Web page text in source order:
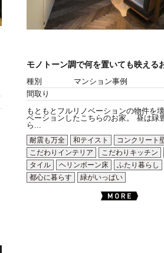
モノトーン調で何を置いても映える
種別
マンション事例
間取り
もともとフルリノベーションの物件を
ベーションしたこちらのお家。 昼は緑
ら...
耐震も万全
和テイスト
コンクリート
こだわりインテリア
こだわりキッチン
タイル
ヘリンボーン床 ふたり暮らし
都心に暮らす
緑がいっぱい